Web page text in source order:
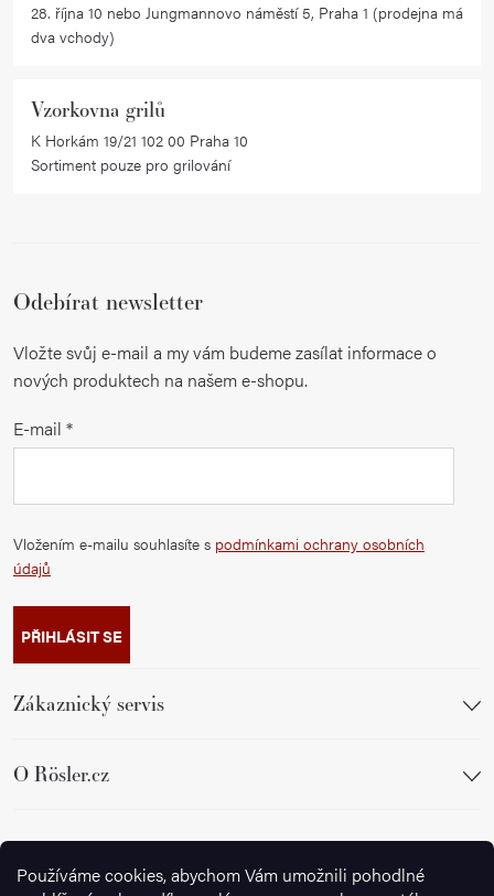
Používáme cookies, abychom Vám umožnili pohodlné
28. října 10 nebo Jungmannovo náměstí 5, Praha 1 (prodejna má
dva vchody)
Vzorkovna grilů
K Horkám 19/21 102 00 Praha 10
Sortiment pouze pro grilování
Odebírat newsletter
Vložte svůj e-mail a my vám budeme zasílat informace o
nových produktech na našem e-shopu.
E-mail
Vložením e-mailu souhlasíte s podmínkami ochrany osobních
údajů
PŘIHLÁSIT SE
Zákaznický servis
O Rösler.cz
Sledujte nás